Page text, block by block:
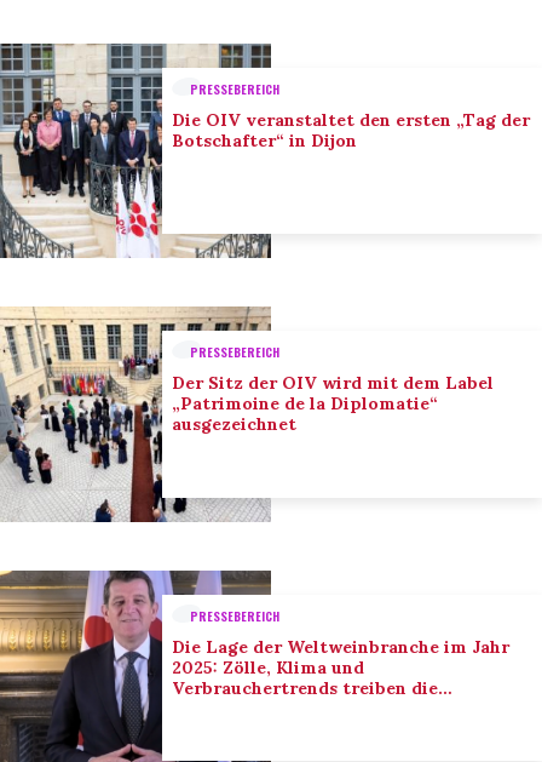
PRESSEBEREICH
Die OIV veranstaltet den ersten „Tag der
Botschafter“ in Dijon
PRESSEBEREICH
Der Sitz der OIV wird mit dem Label
„Patrimoine de la Diplomatie“
ausgezeichnet
PRESSEBEREICH
Die Lage der Weltweinbranche im Jahr
2025: Zölle, Klima und
Verbrauchertrends treiben die